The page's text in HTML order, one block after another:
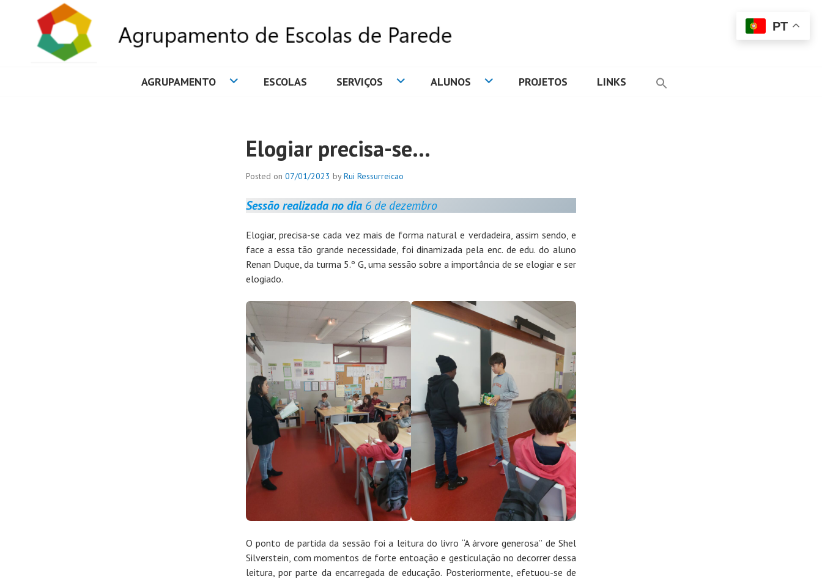
AGRUPAMENTO ESCOLAS SERVIÇOS ALUNOS PROJETOS LINKS
Elogiar precisa-se…
Posted on 07/01/2023 byRui Ressurreicao
Sessão realizada no dia 6 de dezembro
Elogiar, precisa-se cada vez mais de forma natural e verdadeira, assim sendo, e
face a essa tão grande necessidade, foi dinamizada pela enc. de edu. do aluno
Renan Duque, da turma 5.º G, uma sessão sobre a importância de se elogiar e ser
elogiado.
O ponto de partida da sessão foi a leitura do livro “A árvore generosa” de Shel
Silverstein, com momentos de forte entoação e gesticulação no decorrer dessa
leitura, por parte da encarregada de educação. Posteriormente, efetuou-se de
PT